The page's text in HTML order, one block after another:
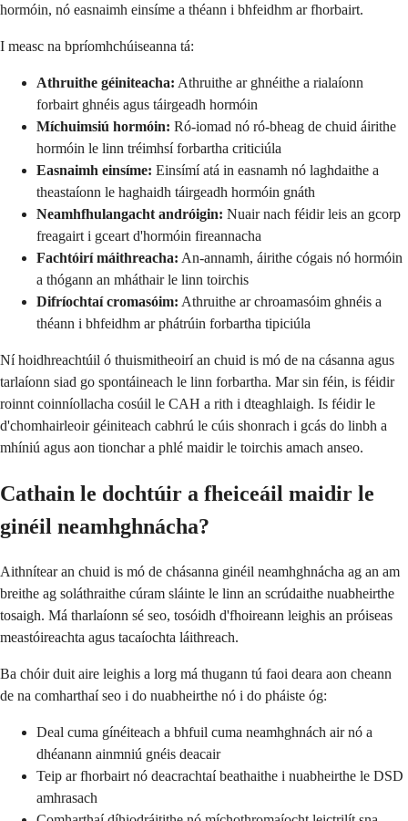
hormóin, nó easnaimh einsíme a théann i bhfeidhm ar fhorbairt.
I measc na bpríomhchúiseanna tá:
Athruithe géiniteacha: Athruithe ar ghnéithe a rialaíonn
forbairt ghnéis agus táirgeadh hormóin
Míchuimsiú hormóin: Ró-iomad nó ró-bheag de chuid áirithe
hormóin le linn tréimhsí forbartha criticiúla
Easnaimh einsíme: Einsímí atá in easnamh nó laghdaithe a
theastaíonn le haghaidh táirgeadh hormóin gnáth
Neamhfhulangacht andróigin: Nuair nach féidir leis an gcorp
freagairt i gceart d'hormóin fireannacha
Fachtóirí máithreacha: An-annamh, áirithe cógais nó hormóin
a thógann an mháthair le linn toirchis
Difríochtaí cromasóim: Athruithe ar chroamasóim ghnéis a
théann i bhfeidhm ar phátrúin forbartha tipiciúla
Ní hoidhreachtúil ó thuismitheoirí an chuid is mó de na cásanna agus
tarlaíonn siad go spontáineach le linn forbartha. Mar sin féin, is féidir
roinnt coinníollacha cosúil le CAH a rith i dteaghlaigh. Is féidir le
d'chomhairleoir géiniteach cabhrú le cúis shonrach i gcás do linbh a
mhíniú agus aon tionchar a phlé maidir le toirchis amach anseo.
Cathain le dochtúir a fheiceáil maidir le
ginéil neamhghnácha?
Aithnítear an chuid is mó de chásanna ginéil neamhghnácha ag an am
breithe ag soláthraithe cúram sláinte le linn an scrúdaithe nuabheirthe
tosaigh. Má tharlaíonn sé seo, tosóidh d'fhoireann leighis an próiseas
meastóireachta agus tacaíochta láithreach.
Ba chóir duit aire leighis a lorg má thugann tú faoi deara aon cheann
de na comharthaí seo i do nuabheirthe nó i do pháiste óg:
Deal cuma gínéiteach a bhfuil cuma neamhghnách air nó a
dhéanann ainmniú gnéis deacair
Teip ar fhorbairt nó deacrachtaí beathaithe i nuabheirthe le DSD
amhrasach